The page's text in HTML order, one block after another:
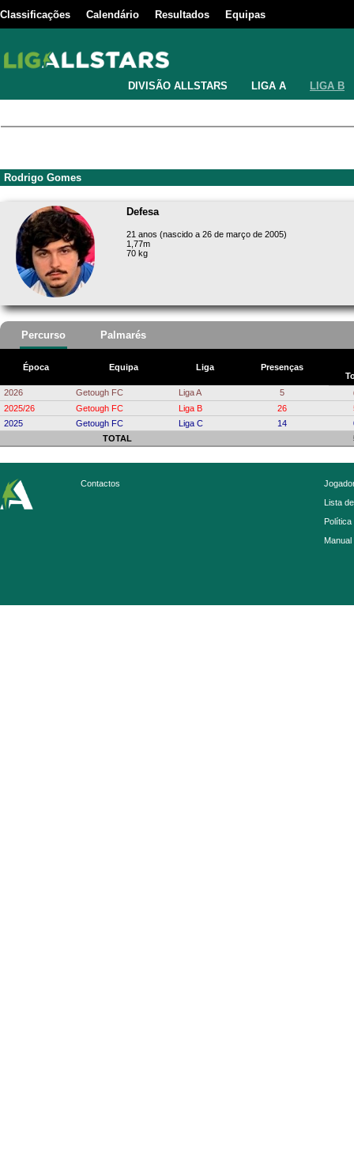
Classificações Calendário Resultados Equipas
DIVISÃO ALLSTARS LIGA A LIGA B
Rodrigo Gomes
Defesa
21 anos (nascido a 26 de março de 2005)
1,77m
70 kg
Percurso Palmarés
Época Equipa Liga
Presenças
2026
Getough FC Liga A 5
2025/26
Getough FC Liga B 26
2025
Getough FC Liga C 14
TOTAL
Contactos
Lista
Política